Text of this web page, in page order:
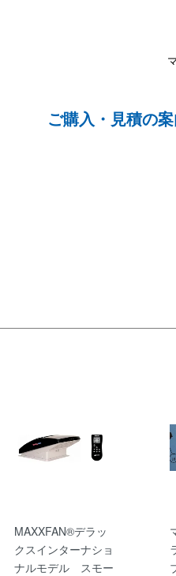
ご購入・見積の
MAXXFAN®デラッ
クスインターナショ
ナルモデル スモー